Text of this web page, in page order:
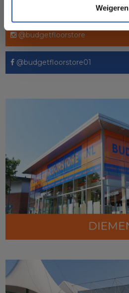
Weigeren
@budgetfloorstore
@budgetfloorstore01